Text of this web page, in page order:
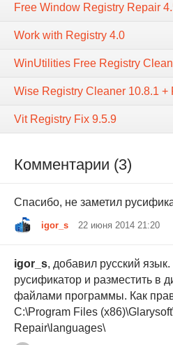
Free Window Registry Repair
Work with Registry 4.0
WinUtilities Free Registry
Wise Registry Cleaner 10.8.1 +
Vit Registry Fix 9.5.9
Комментарии (3)
Спасибо, не заметил
igor_s 22 июня 2014 21:20
igor_s, добавил русский
русификатор и разместить в
файлами программы. Как
С:\Program Files
Repair\languages\